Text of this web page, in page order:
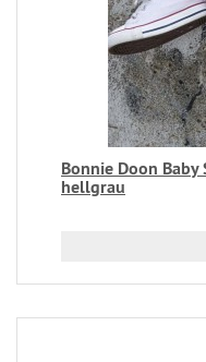
Bonnie Doon Baby
hellgrau